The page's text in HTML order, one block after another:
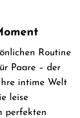
Routine
Paare – der
intime Welt
leise
perfekten